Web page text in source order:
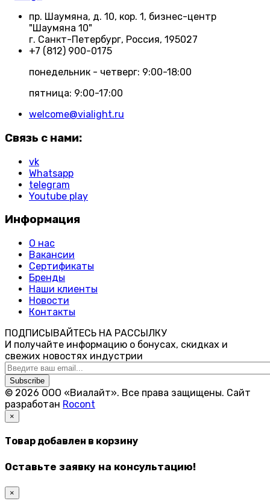
пр. Шаумяна, д. 10, кор. 1, бизнес-центр
"Шаумяна 10"
г. Санкт-Петербург, Россия, 195027
+7 (812) 900-0175
понедельник - четверг: 9:00-18:00
пятница: 9:00-17:00
welcome@vialight.ru
Связь с нами:
vk
Whatsapp
telegram
Youtube play
Информация
О нас
Вакансии
Сертификаты
Бренды
Наши клиенты
Новости
Контакты
ПОДПИСЫВАЙТЕСЬ НА РАССЫЛКУ
И получайте информацию о бонусах, скидках и
свежих новостях индустрии
Subscribe
© 2026 ООО «Виалайт». Все права защищены. Cайт
разработан Rocont
×
Товар добавлен в корзину
Оставьте заявку на консультацию!
×